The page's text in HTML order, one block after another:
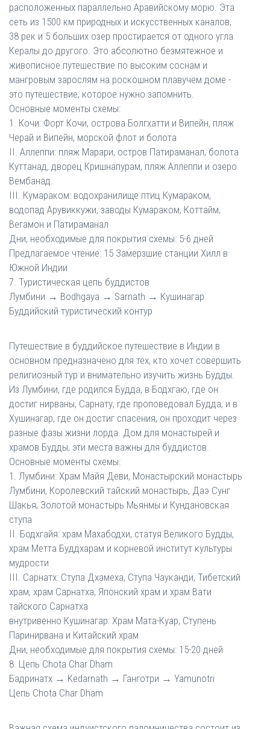
расположенных параллельно Аравийскому морю. Эта
сеть из 1500 км природных и искусственных каналов,
38 рек и 5 больших озер простирается от одного угла
Кералы до другого. Это абсолютно безмятежное и
живописное путешествие по высоким соснам и
мангровым зарослям на роскошном плавучем доме -
это путешествие, которое нужно запомнить.
Основные моменты схемы:
1. Кочи: Форт Кочи, острова Болгхатти и Випейн, пляж
Черай и Випейн, морской флот и болота
II. Аллеппи: пляж Марари, остров Патираманал, болота
Куттанад, дворец Кришнапурам, пляж Аллеппи и озеро
Вембанад.
III. Кумараком: водохранилище птиц Кумараком,
водопад Арувиккужи, заводы Кумараком, Коттайм,
Вегамон и Патираманал
Дни, необходимые для покрытия схемы: 5-6 дней
Предлагаемое чтение: 15 Замерзшие станции Хилл в
Южной Индии
7. Туристическая цепь буддистов
Лумбини → Bodhgaya → Sarnath → Кушинагар
Буддийский туристический контур
Путешествие в буддийское путешествие в Индии в
основном предназначено для тех, кто хочет совершить
религиозный тур и внимательно изучить жизнь Будды.
Из Лумбини, где родился Будда, в Бодхгаю, где он
достиг нирваны, Сарнату, где проповедовал Будда, и в
Хушинагар, где он достиг спасения, он проходит через
разные фазы жизни лорда. Дом для монастырей и
храмов Будды, эти места важны для буддистов.
Основные моменты схемы:
1. Лумбини: Храм Майя Деви, Монастырский монастырь
Лумбини, Королевский тайский монастырь, Даэ Сунг
Шакья, Золотой монастырь Мьянмы и Кундановская
ступа
II. Бодхгайя: храм Махабодхи, статуя Великого Будды,
храм Метта Буддхарам и корневой институт культуры
мудрости
III. Сарнатх: Ступа Дхамеха, Ступа Чауканди, Тибетский
храм, храм Сарнатха, Японский храм и храм Вати
тайского Сарнатха
внутривенно Кушинагар: Храм Мата-Куар, Ступень
Паринирвана и Китайский храм
Дни, необходимые для покрытия схемы: 15-20 дней
8. Цепь Chota Char Dham
Бадринатх → Kedarnath → Ганготри → Yamunotri
Цепь Chota Char Dham